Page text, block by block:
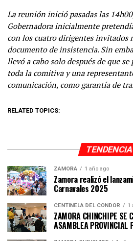
La reunión inició pasadas las
Gobernadora inicialmente
con los cuatro dirigentes invitados
documento de insistencia. Sin
llevó a cabo solo después de que
toda la comitiva y una
comunicación, como garantía de
RELATED TOPICS:
TENDENCIA
ZAMORA 1 año ago
Zamora realizó el
Carnavales 2025
CENTINELA DEL CÓNDOR 1
ZAMORA CHINCHIPE SE
ASAMBLEA PROVINCIAL